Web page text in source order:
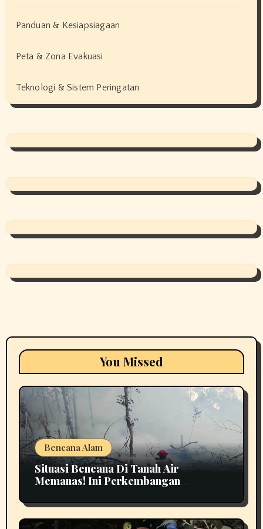
Panduan & Kesiapsiagaan
Peta & Zona Evakuasi
Teknologi & Sistem Peringatan
You Missed
Bencana Alam
Situasi Bencana Di Tanah Air
Memanas! Ini Perkembangan